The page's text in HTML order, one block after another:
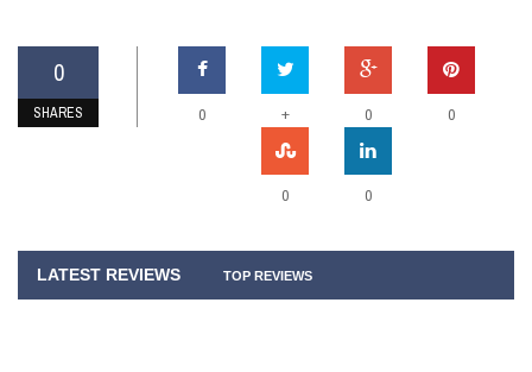
0
SHARES 0 + 0 0
0 0
LATEST REVIEWS TOP REVIEWS